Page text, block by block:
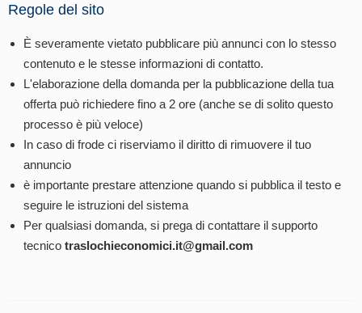
Regole del sito
È severamente vietato pubblicare più annunci con lo stesso
contenuto e le stesse informazioni di contatto.
L'elaborazione della domanda per la pubblicazione della tua
offerta può richiedere fino a 2 ore (anche se di solito questo
processo è più veloce)
In caso di frode ci riserviamo il diritto di rimuovere il tuo
annuncio
è importante prestare attenzione quando si pubblica il testo e
seguire le istruzioni del sistema
Per qualsiasi domanda, si prega di contattare il supporto
tecnico traslochieconomici.it@gmail.com